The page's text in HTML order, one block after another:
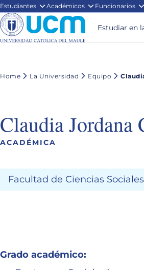
Estudiantes Académicos Funcionarios
Estudiar en
Home La Universidad Equipo
Claudia Jordana
ACADÉMICA
Facultad de Ciencias
Grado académico: